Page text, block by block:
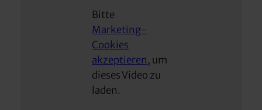
Bitte
Marketing-
Cookies
akzeptieren, um
dieses Video zu
laden.